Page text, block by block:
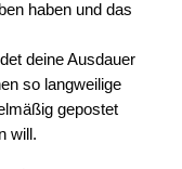
haben und das
deine Ausdauer
so langweilige
gepostet
will.